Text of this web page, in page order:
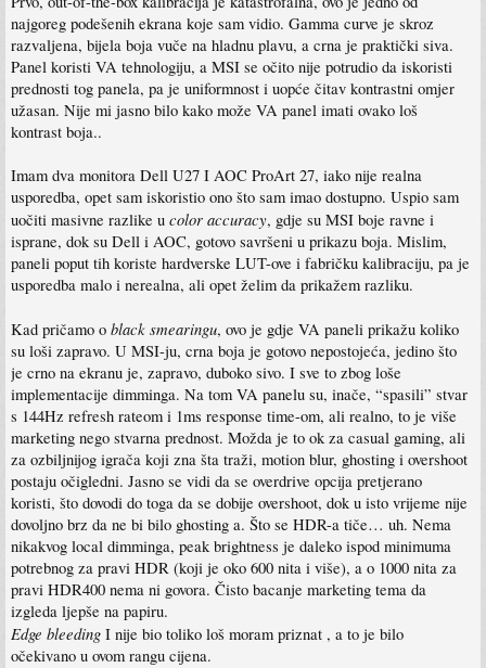
najgoreg podešenih ekrana koje sam vidio. Gamma curve je skroz
razvaljena, bijela boja vuče na hladnu plavu, a crna je praktički siva.
Panel koristi VA tehnologiju, a MSI se očito nije potrudio da iskoristi
prednosti tog panela, pa je uniformnost i uopće čitav kontrastni omjer
užasan. Nije mi jasno bilo kako može VA panel imati ovako loš
kontrast boja..
Imam dva monitora Dell U27 I AOC ProArt 27, iako nije realna
usporedba, opet sam iskoristio ono što sam imao dostupno. Uspio sam
uočiti masivne razlike u color accuracy, gdje su MSI boje ravne i
isprane, dok su Dell i AOC, gotovo savršeni u prikazu boja. Mislim,
paneli poput tih koriste hardverske LUT-ove i fabričku kalibraciju, pa je
usporedba malo i nerealna, ali opet želim da prikažem razliku.
Kad pričamo o black smearingu, ovo je gdje VA paneli prikažu koliko
su loši zapravo. U MSI-ju, crna boja je gotovo nepostojeća, jedino što
je crno na ekranu je, zapravo, duboko sivo. I sve to zbog loše
implementacije dimminga. Na tom VA panelu su, inače, “spasili” stvar
s 144Hz refresh rateom i 1ms response time-om, ali realno, to je više
marketing nego stvarna prednost. Možda je to ok za casual gaming, ali
za ozbiljnijog igrača koji zna šta traži, motion blur, ghosting i overshoot
postaju očigledni. Jasno se vidi da se overdrive opcija pretjerano
koristi, što dovodi do toga da se dobije overshoot, dok u isto vrijeme nije
dovoljno brz da ne bi bilo ghosting a. Što se HDR-a tiče… uh. Nema
nikakvog local dimminga, peak brightness je daleko ispod minimuma
potrebnog za pravi HDR (koji je oko 600 nita i više), a o 1000 nita za
pravi HDR400 nema ni govora. Čisto bacanje marketing tema da
izgleda ljepše na papiru.
Edge bleeding I nije bio toliko loš moram priznat , a to je bilo
očekivano u ovom rangu cijena.